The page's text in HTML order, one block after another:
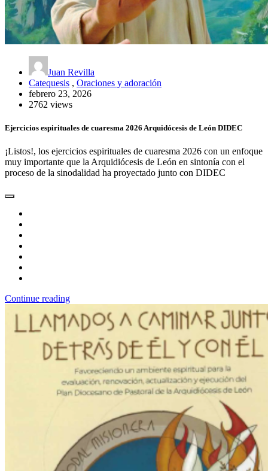
Juan Revilla
Catequesis , Oraciones y adoración
febrero 23, 2026
2762 views
Ejercicios espirituales de cuaresma 2026 Arquidócesis de León DIDEC
¡Listos!, los ejercicios espirituales de cuaresma 2026 con un enfoque
muy importante que la Arquidiócesis de León en sintonía con el
proceso de la sinodalidad ha proyectado junto con DIDEC
Continue reading